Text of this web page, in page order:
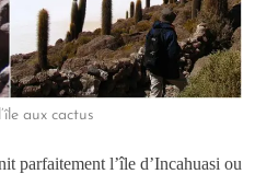
aux cactus
parfaitement l’île d’Incahuasi ou